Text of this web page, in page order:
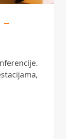
–